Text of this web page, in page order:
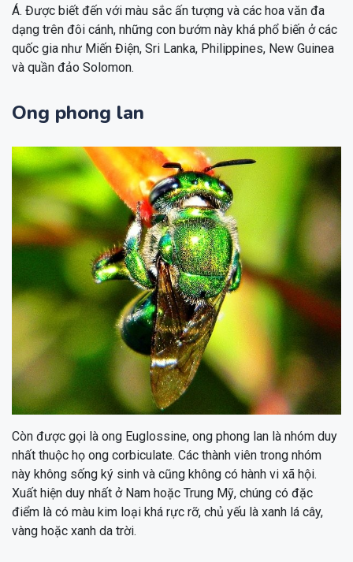
Á. Được biết đến với màu sắc ấn tượng và các hoa văn đa
dạng trên đôi cánh, những con bướm này khá phổ biến ở các
quốc gia như Miến Điện, Sri Lanka, Philippines, New Guinea
và quần đảo Solomon.
Ong phong lan
Còn được gọi là ong Euglossine, ong phong lan là nhóm duy
nhất thuộc họ ong corbiculate. Các thành viên trong nhóm
này không sống ký sinh và cũng không có hành vi xã hội.
Xuất hiện duy nhất ở Nam hoặc Trung Mỹ, chúng có đặc
điểm là có màu kim loại khá rực rỡ, chủ yếu là xanh lá cây,
vàng hoặc xanh da trời.